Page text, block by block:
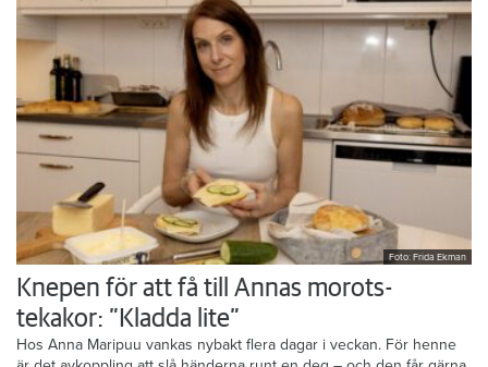
Foto: Frida Ekman
Knepen för att få till Annas morots-
tekakor: ”Kladda lite”
Hos Anna Maripuu vankas nybakt flera dagar i veckan. För henne